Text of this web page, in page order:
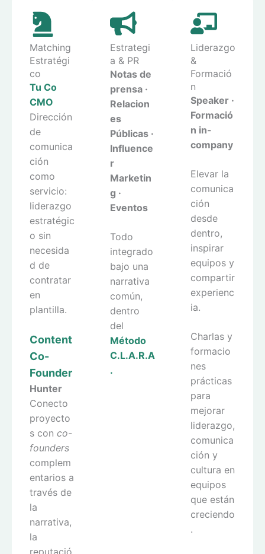
Matching
Estratégi
co
Tu Co
CMO
Dirección
de
comunica
ción
como
servicio:
liderazgo
estratégic
o sin
necesida
d de
contratar
en
plantilla.
Content
Co-
Founder
Hunter
Conecto
proyecto
s con co-
founders
complem
entarios a
través de
la
narrativa,
la
reputació
Estrategi
a & PR
Notas de
prensa ·
Relacion
es
Públicas ·
Influence
r
Marketin
g ·
Eventos
Todo
integrado
bajo una
narrativa
común,
dentro
del
Método
C.L.A.R.A
.
Liderazgo
&
Formació
n
Speaker ·
Formació
n in-
company
Elevar la
comunica
ción
desde
dentro,
inspirar
equipos y
compartir
experienc
ia.
Charlas y
formacio
nes
prácticas
para
mejorar
liderazgo,
comunica
ción y
cultura en
equipos
que están
creciendo
.